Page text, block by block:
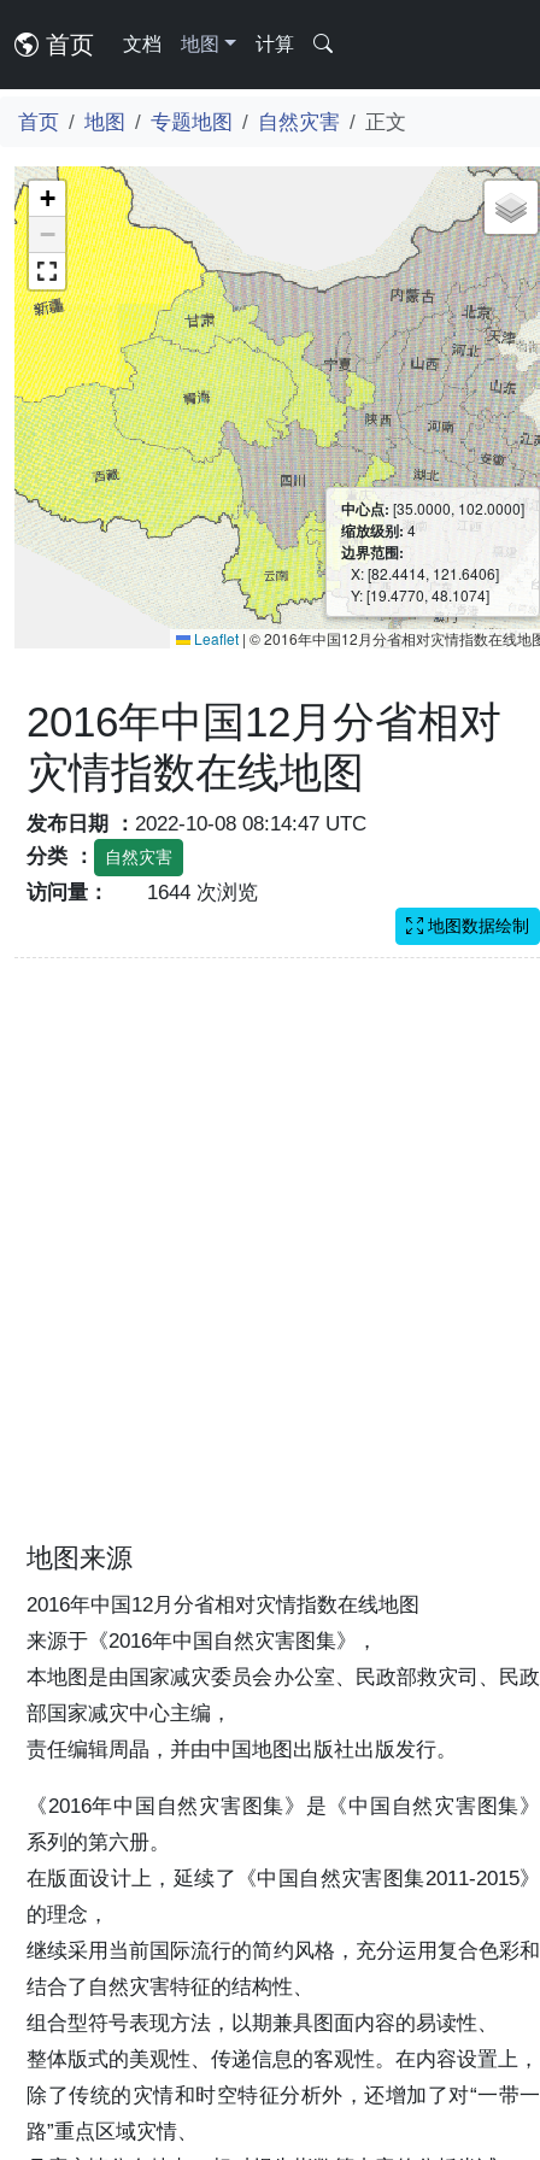
首页 文档 地图 计算
首页 地图 专题地图 自然灾害 正文
+
−
中心点: [35.0000, 102.0000]
缩放级别:4
边界范围:
X: [82.4414, 121.6406]
Y: [19.4770, 48.1074]
Leaflet | © 2016年中国12月分省相对灾情指数在线地
2016年中国12月分省相对
灾情指数在线地图
发布日期 ： 2022-10-08 08:14:47 UTC
分类 ：
自然灾害
访问量： 1644 次浏览
地图数据绘制
地图来源
2016年中国12月分省相对灾情指数在线地图
来源于《2016年中国自然灾害图集》，
本地图是由国家减灾委员会办公室、民政部救灾司、民政
部国家减灾中心主编，
责任编辑周晶，并由中国地图出版社出版发行。
《2016年中国自然灾害图集》是《中国自然灾害图集》
系列的第六册。
在版面设计上，延续了《中国自然灾害图集2011-2015》
的理念，
继续采用当前国际流行的简约风格，充分运用复合色彩和
结合了自然灾害特征的结构性、
组合型符号表现方法，以期兼具图面内容的易读性、
整体版式的美观性、传递信息的客观性。在内容设置上，
除了传统的灾情和时空特征分析外，还增加了对“一带一
路”重点区域灾情、